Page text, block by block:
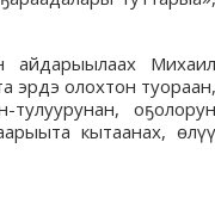
айдарыылаах Михаил
эрдэ олохтон туораан,
оҕолорун
кытаанах, өлүү